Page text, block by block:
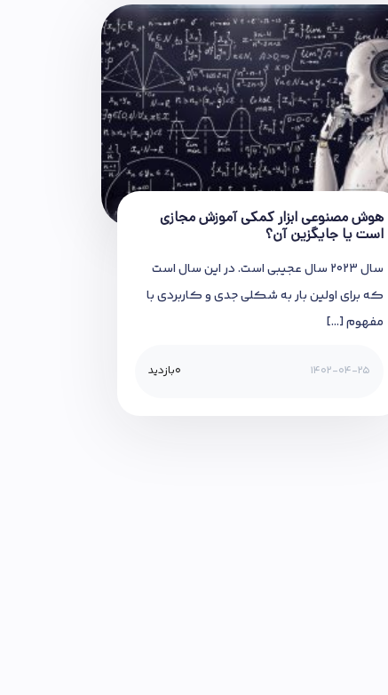
هوش مصنوعی ابزار کمکی آموزش مجازی
است یا جایگزین آن؟
سال 2023 سال عجیبی است. در این سال است
که برای اولین بار به شکلی جدی و کاربردی با
مفهوم […]
1402-04-25
0بازدید